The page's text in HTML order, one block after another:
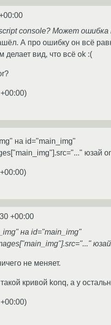
console? Может ошибка
А про ошибку он всё
делает вид, что всё ok :(
)
на id="main_img"
юзай
)
+00:00
на id="main_img"
не меняет.
кривой konq, а у
)